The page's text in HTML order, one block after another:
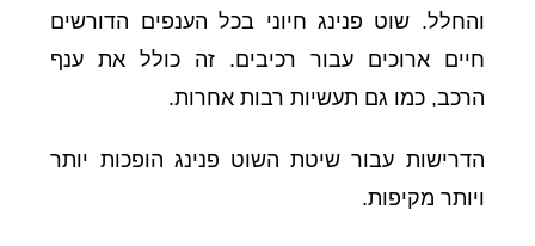
והחלל. שוט פנינג חיוני בכל הענפים הדורשים
חיים ארוכים עבור רכיבים. זה כולל את ענף
הרכב, כמו גם תעשיות רבות אחרות.
הדרישות עבור שיטת השוט פנינג הופכות יותר
ויותר מקיפות.